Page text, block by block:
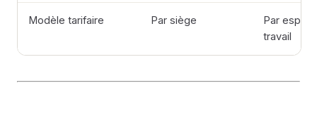
Modèle tarifaire Par siège
Par
travail